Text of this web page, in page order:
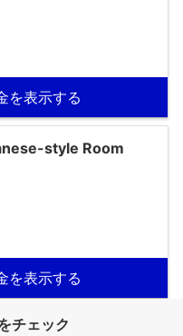
を表示する
style Room
を表示する
チェック